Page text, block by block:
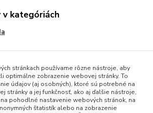
v kategóriách
stránkach používame rôzne nástroje, aby
optimálne zobrazenie webovej stránky. To
údajov (aj osobných), ktoré sú potrebné na
stránky a jej funkčnosť, ako aj ďalšie nástroje,
pohodlné nastavenie webových stránok, na
štatistík alebo na zobrazenie